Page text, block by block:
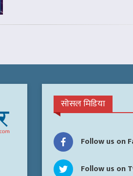
सोसल मिडिया
Follow us on
Follow us on